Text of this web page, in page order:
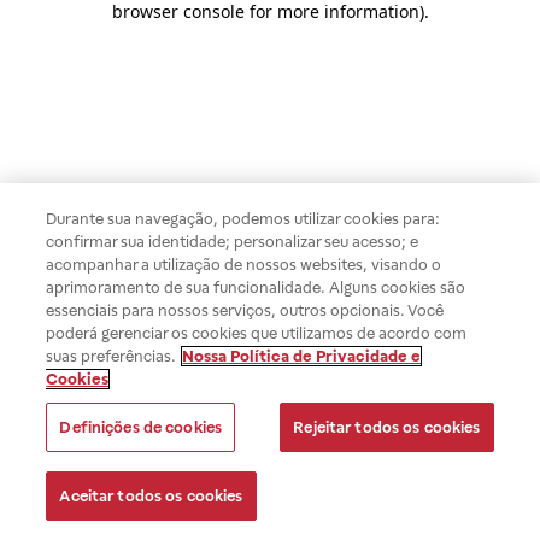
browser console for more information).
Durante sua navegação, podemos utilizar cookies para:
confirmar sua identidade; personalizar seu acesso; e
acompanhar a utilização de nossos websites, visando o
aprimoramento de sua funcionalidade. Alguns cookies são
essenciais para nossos serviços, outros opcionais. Você
poderá gerenciar os cookies que utilizamos de acordo com
suas preferências. Nossa Política de Privacidade e
Cookies
Definições de cookies Rejeitar todos os cookies
Aceitar todos os cookies